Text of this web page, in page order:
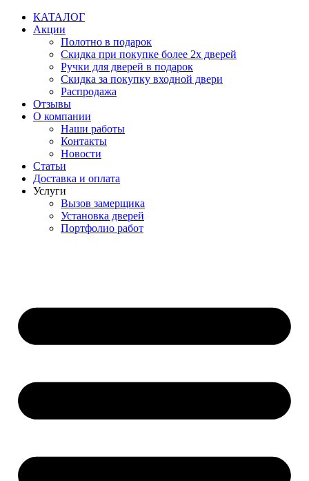
Перейти
содержимому
КАТАЛОГ
Акции
Полотно в подарок
Скидка при покупке более 2х дверей
Ручки для дверей в подарок
Скидка за покупку входной двери
Распродажа
Отзывы
О компании
Наши работы
Контакты
Новости
Статьи
Доставка и оплата
Услуги
Вызов замерщика
Установка дверей
Портфолио работ